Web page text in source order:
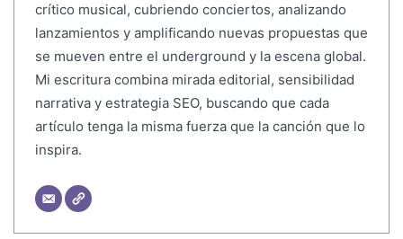
crítico musical, cubriendo conciertos, analizando
lanzamientos y amplificando nuevas propuestas que
se mueven entre el underground y la escena global.
Mi escritura combina mirada editorial, sensibilidad
narrativa y estrategia SEO, buscando que cada
artículo tenga la misma fuerza que la canción que lo
inspira.